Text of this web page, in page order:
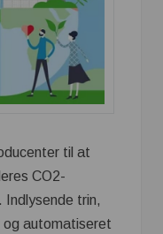
til at
CO2-
Indlysende trin,
automatiseret